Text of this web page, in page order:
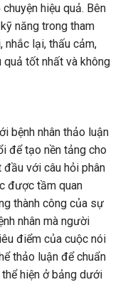
hiệu quả. Bên
năng trong tham
nhắc lại, thấu cảm,
tốt nhất và không
bệnh nhân thảo luận
để tạo nền tảng cho
với câu hỏi phân
được tầm quan
thành công của sự
nhân mà người
điểm của cuộc nói
thảo luận để chuẩn
hiện ở bảng dưới